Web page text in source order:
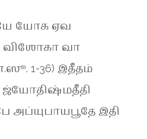
யோக ஏவ
விஶோகா வா
1-36) இதீதம்
அப்யுபாயபூதே இதி